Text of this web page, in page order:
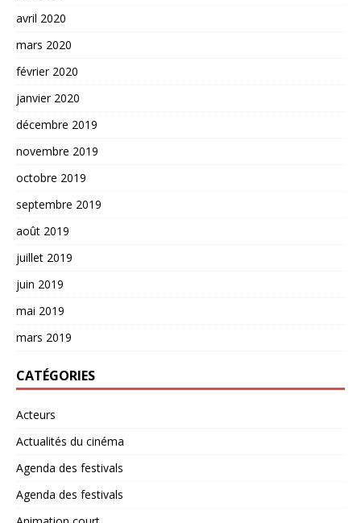
avril 2020
mars 2020
février 2020
janvier 2020
décembre 2019
novembre 2019
octobre 2019
septembre 2019
août 2019
juillet 2019
juin 2019
mai 2019
mars 2019
CATÉGORIES
Acteurs
Actualités du cinéma
Agenda des festivals
Agenda des festivals